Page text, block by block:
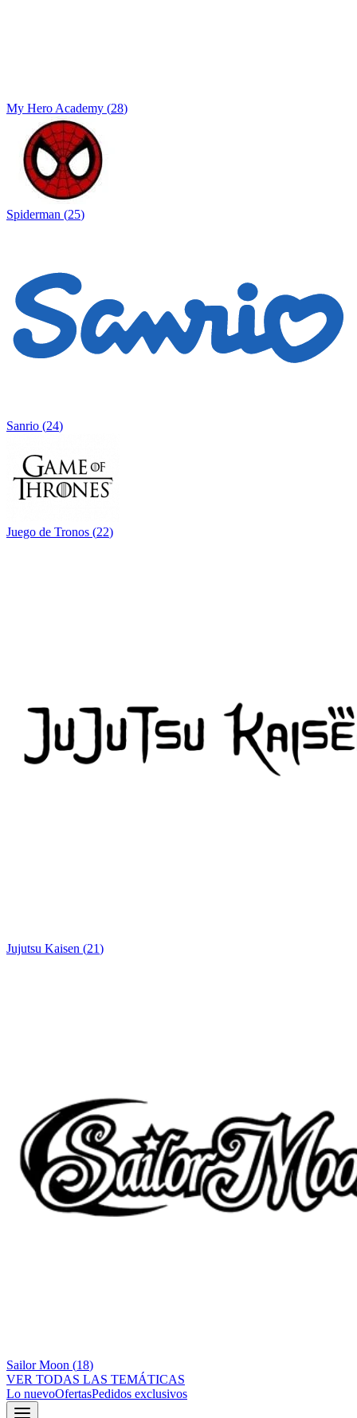
My Hero Academy (28)
Spiderman (25)
Sanrio (24)
Juego de Tronos (22)
Jujutsu Kaisen (21)
Sailor Moon (18)
VER TODAS LAS TEMÁTICAS
Lo nuevoOfertasPedidos exclusivos